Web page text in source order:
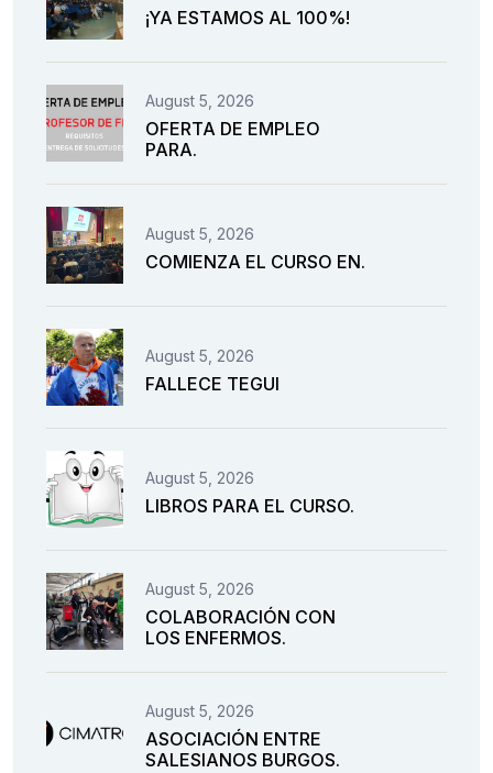
¡YA ESTAMOS AL 100%!
August 5, 2026
OFERTA DE EMPLEO
PARA.
August 5, 2026
COMIENZA EL CURSO EN.
August 5, 2026
FALLECE TEGUI
August 5, 2026
LIBROS PARA EL CURSO.
August 5, 2026
COLABORACIÓN CON
LOS ENFERMOS.
August 5, 2026
ASOCIACIÓN ENTRE
SALESIANOS BURGOS.